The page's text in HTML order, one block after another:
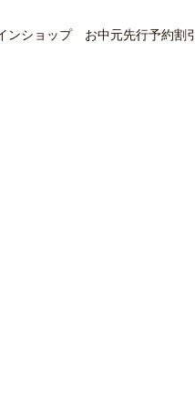
ンショップ お中元先行予約割